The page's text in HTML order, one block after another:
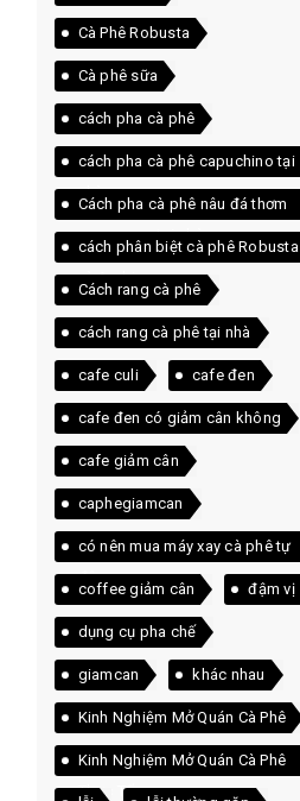
Cà Phê Robusta
Cà phê sữa
cách pha cà phê
cách pha cà phê capuchino tại
nhà
Cách pha cà phê nâu đá thơm
ngon ngay tại nhà
cách phân biệt cà phê Robusta
và Arabica
Cách rang cà phê
cách rang cà phê tại nhà
cafe culi cafe đen
cafe đen có giảm cân không
cafe giảm cân
caphegiamcan
có nên mua máy xay cà phê tự
động
coffee giảm cân đậm vị
dụng cụ pha chế
giamcan khác nhau
Kinh Nghiệm Mở Quán Cà Phê
Kinh Nghiệm Mở Quán Cà Phê
Thực Tế